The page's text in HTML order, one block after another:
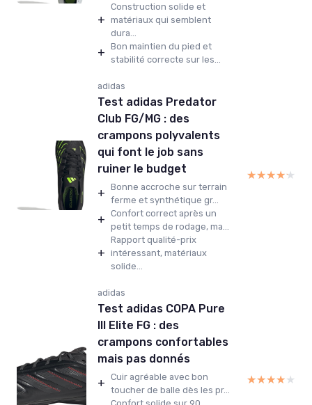
+
Construction solide et
matériaux qui semblent
dura...
+ Bon maintien du pied et
stabilité correcte sur les...
adidas
Test adidas Predator
Club FG/MG : des
crampons polyvalents
qui font le job sans
ruiner le budget
+ Bonne accroche sur terrain
ferme et synthétique gr...
+ Confort correct après un
petit temps de rodage, ma...
+
Rapport qualité-prix
intéressant, matériaux
solide...
★★★★★
★★★★★
adidas
Test adidas COPA Pure
III Elite FG : des
crampons confortables
mais pas donnés
+ Cuir agréable avec bon
toucher de balle dès les pr...
★★★★★
★★★★★